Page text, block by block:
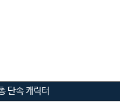
단속 캐릭터